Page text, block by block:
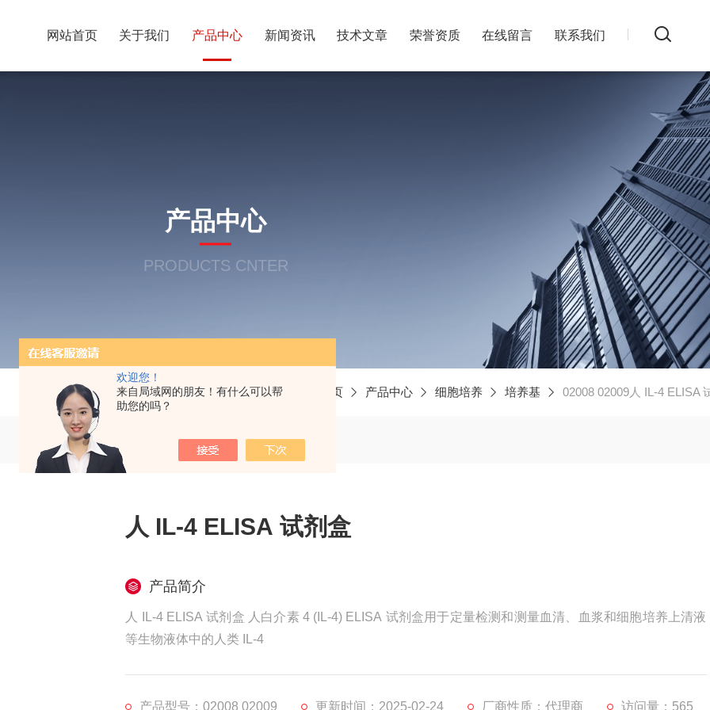
欢迎您！
来自局域网的朋友！有什么可以帮
助您的吗？
网站首页 关于我们 产品中心 新闻资讯 技术文章 荣誉资质 在线留言 联系我们
产品中心
PRODUCTS CNTER
当前位置： 首页 产品中心 细胞培养 培养基 02008 02009人 IL-4 ELISA
人 IL-4 ELISA 试剂盒
产品简介
人 IL-4 ELISA 试剂盒 人白介素 4 (IL-4) ELISA 试剂盒用于定量检测和测量血清、血浆和细胞培养上清液
等生物液体中的人类 IL-4
产品型号：02008 02009 更新时间：2025-02-24 厂商性质：代理商 访问量：565